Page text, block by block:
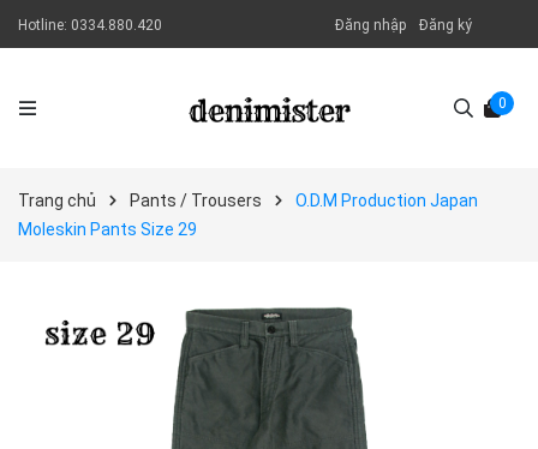
Hotline: 0334.880.420 Đăng nhập Đăng ký
0
Trang chủ Pants / Trousers
O.D.M Production Japan
Moleskin Pants Size 29